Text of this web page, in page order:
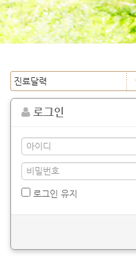
o
t
i
로그인
로그인 유지